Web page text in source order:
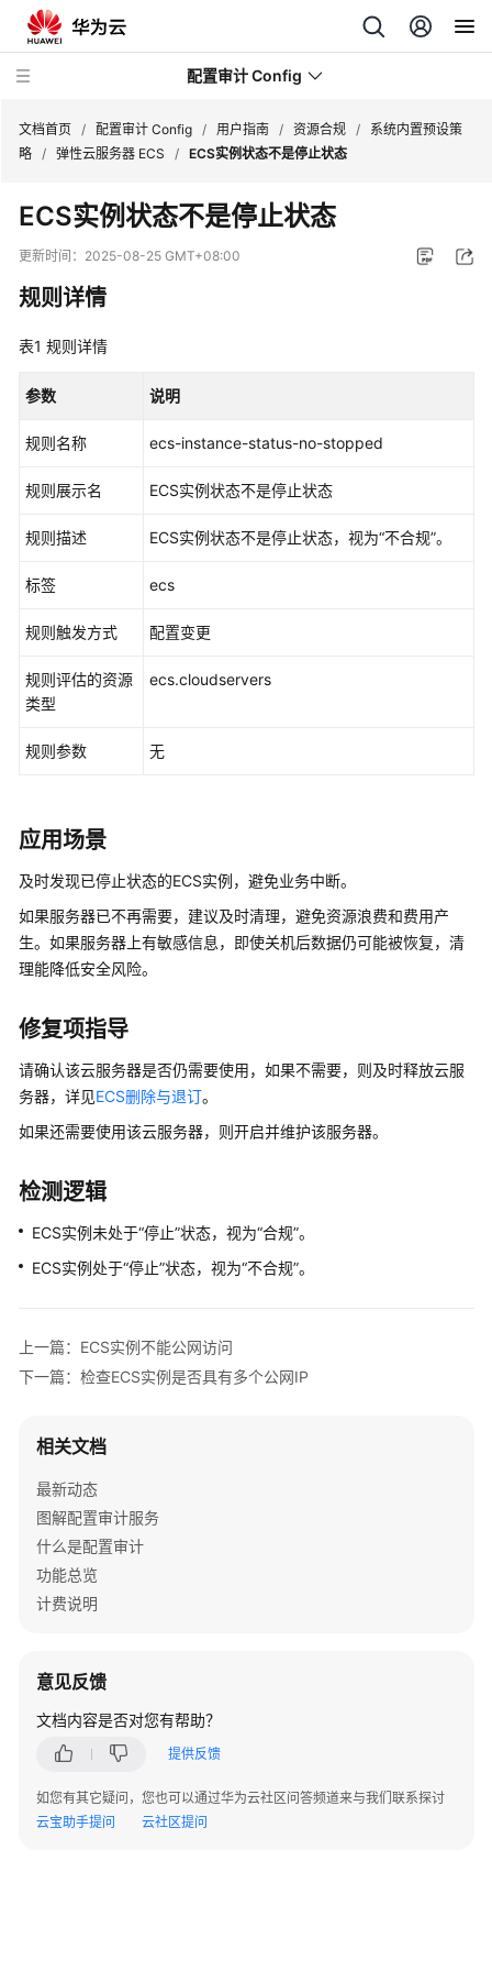
配置审计 Config
新
动
品
绍
快
入
户
南
资
清
单
源
录
器
资
规
源
合
概
述
资
源
规
则
织
规
规
则
查
合
资
源
合
规
文档首页 / 配置审计 Config / 用户指南 / 资源合规 /
系统内置预设策
略 / 弹性云服务器 ECS / ECS实例状态不是停止状态
ECS实例状态不是停止状态
更新时间： 2025-08-25 GMT+08:00
规则详情
表1 规则详情
参数 说明
规则名称 ecs-instance-status-no-stopped
规则展示名 ECS实例状态不是停止状态
规则描述 ECS实例状态不是停止状态，视为“不合规”。
标签 ecs
规则触发方式 配置变更
规则评估的资源
类型
ecs.cloudservers
规则参数 无
应用场景
及时发现已停止状态的ECS实例，避免业务中断。
如果服务器已不再需要，建议及时清理，避免资源浪费和费用产
生。如果服务器上有敏感信息，即使关机后数据仍可能被恢复，清
理能降低安全风险。
修复项指导
请确认该云服务器是否仍需要使用，如果不需要，则及时释放云服
务器，详见ECS删除与退订。
如果还需要使用该云服务器，则开启并维护该服务器。
检测逻辑
ECS实例未处于“停止”状态，视为“合规”。
ECS实例处于“停止”状态，视为“不合规”。
上一篇：ECS实例不能公网访问
下一篇：检查ECS实例是否具有多个公网IP
相关文档
最新动态
图解配置审计服务
什么是配置审计
功能总览
计费说明
意见反馈
文档内容是否对您有帮助？
提供反馈
如您有其它疑问，您也可以通过华为云社区问答频道来与我们联系探讨
云宝助手提问
云社区提问